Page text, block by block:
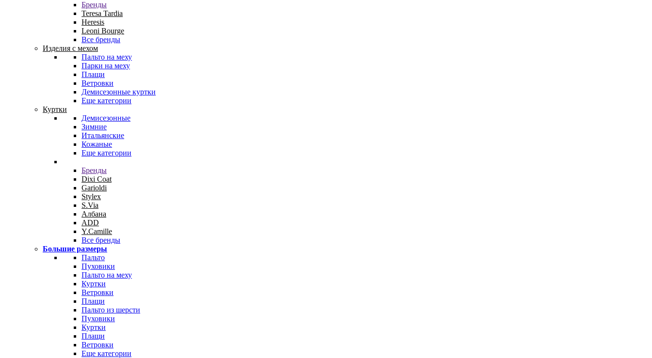
Бренды
Teresa Tardia
Heresis
Leoni Bourge
Все бренды
Изделия с мехом
Пальто на меху
Парки на меху
Плащи
Ветровки
Демисезонные куртки
Еще категории
Куртки
Демисезонные
Зимние
Итальянские
Кожаные
Еще категории
Бренды
Dixi Coat
Garioldi
Stylex
S.Via
Албана
ADD
Y.Camille
Все бренды
Большие размеры
Пальто
Пуховики
Пальто на меху
Куртки
Ветровки
Плащи
Пальто из шерсти
Пуховики
Куртки
Плащи
Ветровки
Еще категории